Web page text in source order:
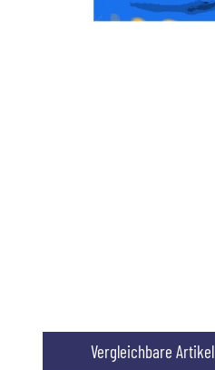
Vergleichbare Artikel